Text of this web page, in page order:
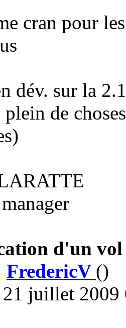
cran pour
dév. sur la
de
d'un
FredericV ()
juillet 2009